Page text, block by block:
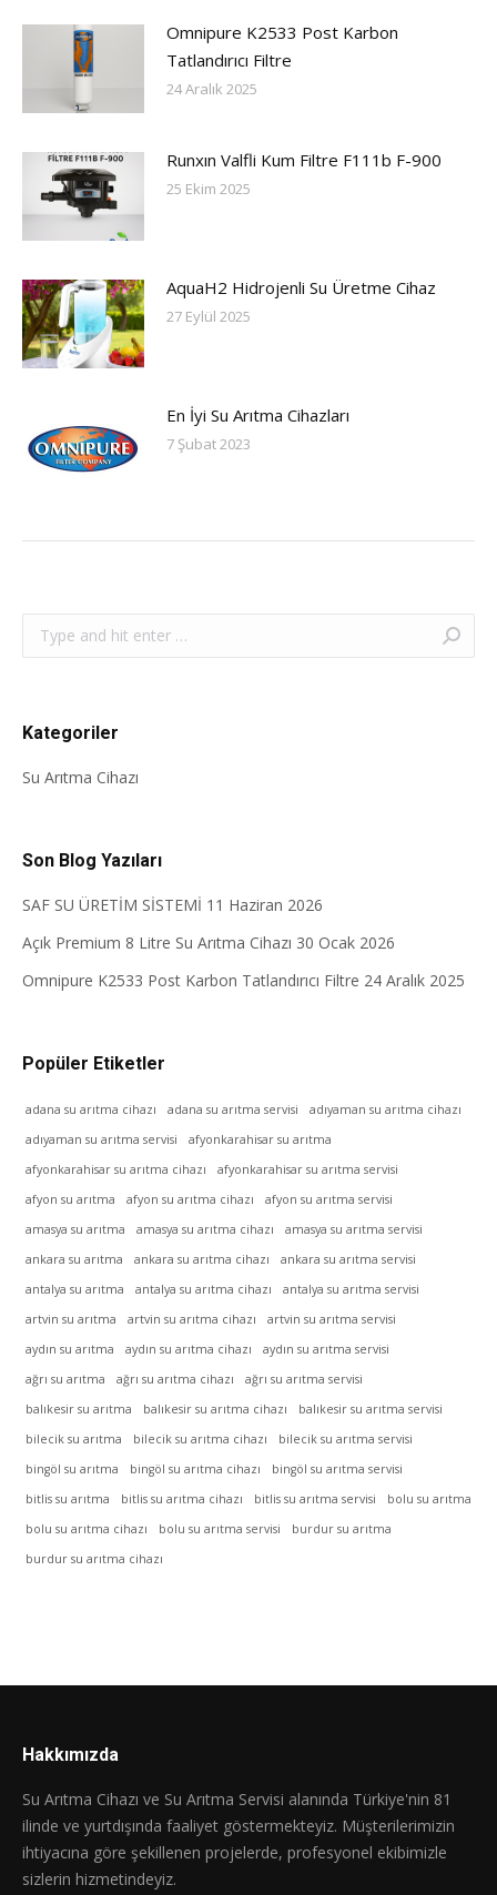
Omnipure K2533 Post Karbon
Tatlandırıcı Filtre
24 Aralık 2025
Runxın Valfli Kum Filtre F111b F-900
25 Ekim 2025
AquaH2 Hidrojenli Su Üretme Cihaz
27 Eylül 2025
En İyi Su Arıtma Cihazları
7 Şubat 2023
Search:
Kategoriler
Su Arıtma Cihazı
Son Blog Yazıları
SAF SU ÜRETİM SİSTEMİ 11 Haziran 2026
Açık Premium 8 Litre Su Arıtma Cihazı 30 Ocak 2026
Omnipure K2533 Post Karbon Tatlandırıcı Filtre 24 Aralık 2025
Popüler Etiketler
adana su arıtma cihazı adana su arıtma servisi
adıyaman su arıtma cihazı
adıyaman su arıtma servisi
afyonkarahisar su arıtma
afyonkarahisar su arıtma cihazı
afyonkarahisar su arıtma servisi
afyon su arıtma
afyon su arıtma cihazı
afyon su arıtma servisi
amasya su arıtma
amasya su arıtma cihazı
amasya su arıtma servisi
ankara su arıtma
ankara su arıtma cihazı
ankara su arıtma servisi
antalya su arıtma
antalya su arıtma cihazı
antalya su arıtma servisi
artvin su arıtma
artvin su arıtma cihazı
artvin su arıtma servisi
aydın su arıtma
aydın su arıtma cihazı
aydın su arıtma servisi
ağrı su arıtma
ağrı su arıtma cihazı
ağrı su arıtma servisi
balıkesir su arıtma
balıkesir su arıtma cihazı
balıkesir su arıtma servisi
bilecik su arıtma
bilecik su arıtma cihazı
bilecik su arıtma servisi
bingöl su arıtma
bingöl su arıtma cihazı
bingöl su arıtma servisi
bitlis su arıtma
bitlis su arıtma cihazı bitlis su arıtma servisi
bolu su arıtma
bolu su arıtma cihazı
bolu su arıtma servisi
burdur su arıtma
burdur su arıtma cihazı
Hakkımızda
Su Arıtma Cihazı ve Su Arıtma Servisi alanında Türkiye'nin 81
ilinde ve yurtdışında faaliyet göstermekteyiz. Müşterilerimizin
ihtiyacına göre şekillenen projelerde, profesyonel ekibimizle
sizlerin hizmetindeyiz.